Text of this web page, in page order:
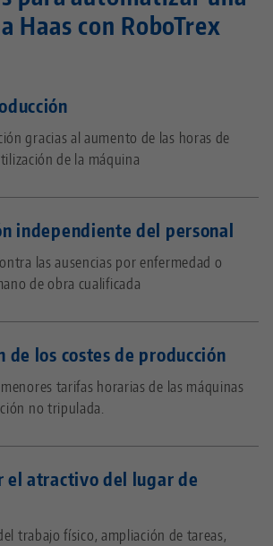
Haas con RoboTrex
gracias al aumento de las horas de
de la máquina
independiente del personal
las ausencias por enfermedad o
de obra cualificada
de los costes de producción
tarifas horarias de las máquinas
no tripulada.
el atractivo del lugar de
trabajo físico, ampliación de tareas,